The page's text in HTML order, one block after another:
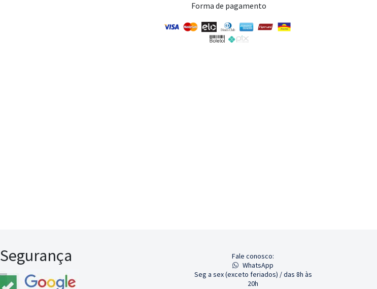
Forma de pagamento
Segurança
Fale conosco:
WhatsApp
Seg a sex (exceto feriados) / das 8h às
20h